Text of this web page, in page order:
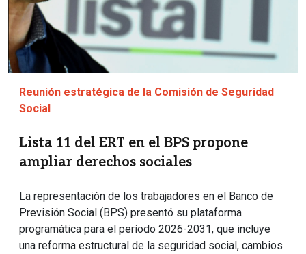
Reunión estratégica de la Comisión de Seguridad
Social
Lista 11 del ERT en el BPS propone
ampliar derechos sociales
La representación de los trabajadores en el Banco de
Previsión Social (BPS) presentó su plataforma
programática para el período 2026-2031, que incluye
una reforma estructural de la seguridad social, cambios